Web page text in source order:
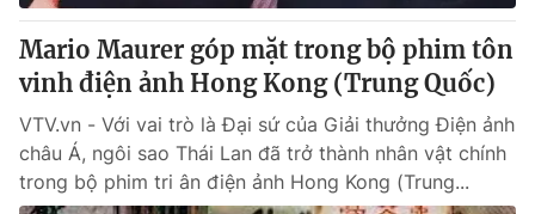
cấp ngày 29/12/2023
Tổng Biên tập:Vũ Thanh Thủy
Phó Tổng Biên tập:Nguyễn Thị Mỹ Hạnh, Phạm Quốc Thắng,
Nguyễn Trọng Ninh
Tổng đài VTV: 024.38 355 931 - 024.38 355 932
Ðiện thoại Thời báo VTV:
024.66 897 897
Email:toasoan@vtv.vn
Mario Maurer góp mặt trong bộ phim tôn
vinh điện ảnh Hong Kong (Trung Quốc)
VTV.vn - Với vai trò là Đại sứ của Giải thưởng Điện ảnh
châu Á, ngôi sao Thái Lan đã trở thành nhân vật chính
trong bộ phim tri ân điện ảnh Hong Kong (Trung...